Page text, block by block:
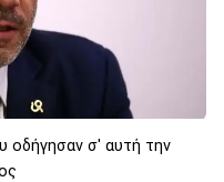
οδήγησαν σ' αυτή την